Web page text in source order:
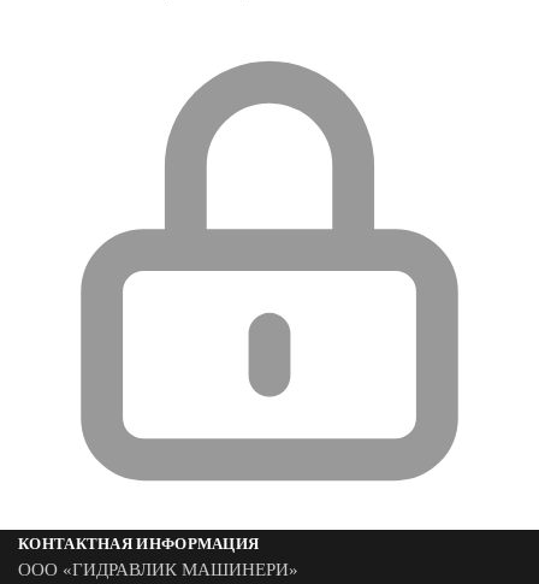
КОНТАКТНАЯ ИНФОРМАЦИЯ
ООО «ГИДРАВЛИК МАШИНЕРИ»